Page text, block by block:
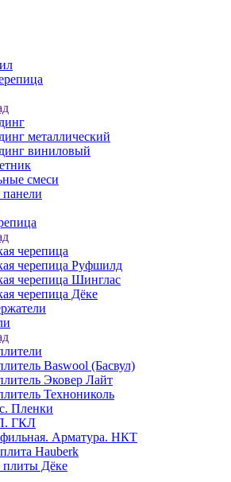
металлический
виниловый
смеси
черепица
черепица Руфшилд
черепица Шинглас
черепица Дёке
Baswool (Басвул)
Эковер Лайт
Технониколь
Пленки
ГКЛ
Арматура. НКТ
Hauberk
Дёке